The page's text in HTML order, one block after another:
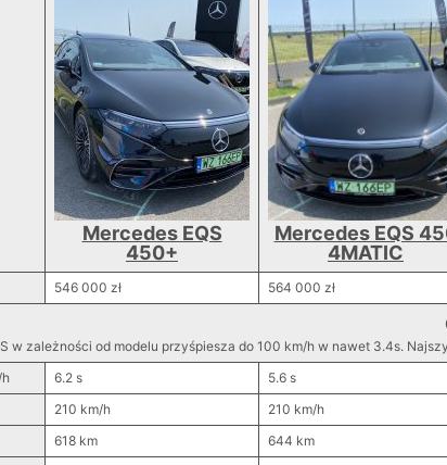
Mercedes EQS
450+
Mercedes EQS
4MATIC
546 000 zł 564 000 zł
w zależności od modelu przyśpiesza do 100 km/h w nawet 3.4s.
6.2 s 5.6 s
210 km/h 210 km/h
618 km 644 km